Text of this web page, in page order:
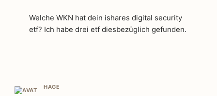
Welche WKN hat dein ishares digital security
etf? Ich habe drei etf diesbezüglich gefunden.
HAGE